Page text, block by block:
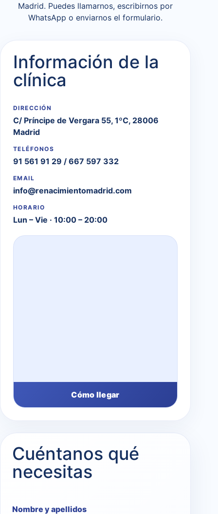
Madrid. Puedes llamarnos, escribirnos por
WhatsApp o enviarnos el formulario.
Información de la
clínica
DIRECCIÓN
C/ Príncipe de Vergara 55, 1ºC, 28006
Madrid
TELÉFONOS
91 561 91 29 / 667 597 332
EMAIL
info@renacimientomadrid.com
HORARIO
Lun – Vie · 10:00 – 20:00
Cómo llegar
Cuéntanos qué
necesitas
Nombre y apellidos